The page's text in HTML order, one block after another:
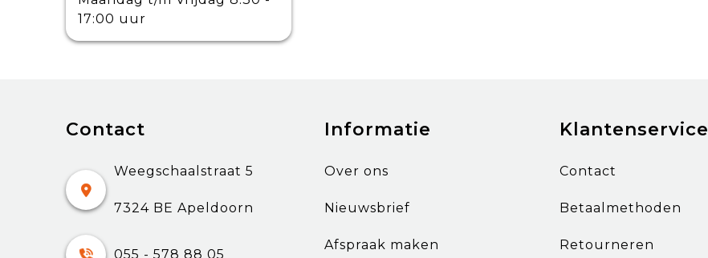
17:00 uur
Contact
Weegschaalstraat 5
7324 BE Apeldoorn
055 - 578 88 05
Informatie
Over ons
Nieuwsbrief
Afspraak maken
Klantenservice
Contact
Betaalmethoden
Retourneren